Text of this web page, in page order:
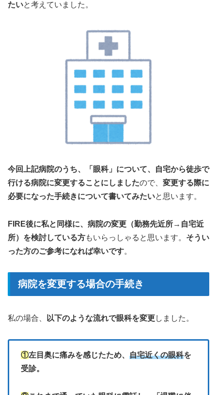
たいと考えていました。
今回上記病院のうち、「眼科」について、自宅から徒歩で
行ける病院に変更することにしましたので、 変更する際に
必要になった手続きについて書いてみたいと思います。
FIRE後に私と同様に、病院の変更（勤務先近所→自宅近
所）を検討している方もいらっしゃると思います。 そうい
った方のご参考になれば幸いです。
病院を変更する場合の手続き
私の場合、 以下のような流れで眼科を変更しました。
①左目奥に痛みを感じたため、 自宅近くの眼科を
受診。